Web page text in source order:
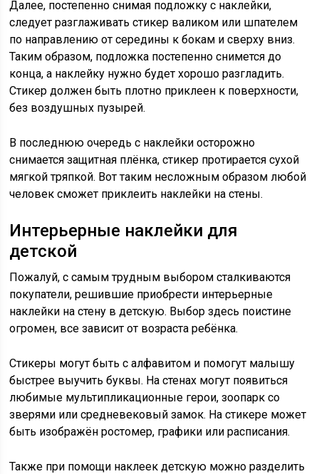
Далее, постепенно снимая подложку с наклейки,
следует разглаживать стикер валиком или шпателем
по направлению от середины к бокам и сверху вниз.
Таким образом, подложка постепенно снимется до
конца, а наклейку нужно будет хорошо разгладить.
Стикер должен быть плотно приклеен к поверхности,
без воздушных пузырей.
В последнюю очередь с наклейки осторожно
снимается защитная плёнка, стикер протирается сухой
мягкой тряпкой. Вот таким несложным образом любой
человек сможет приклеить наклейки на стены.
Интерьерные наклейки для
детской
Пожалуй, с самым трудным выбором сталкиваются
покупатели, решившие приобрести интерьерные
наклейки на стену в детскую. Выбор здесь поистине
огромен, все зависит от возраста ребёнка.
Стикеры могут быть с алфавитом и помогут малышу
быстрее выучить буквы. На стенах могут появиться
любимые мультипликационные герои, зоопарк со
зверями или средневековый замок. На стикере может
быть изображён ростомер, графики или расписания.
Также при помощи наклеек детскую можно разделить